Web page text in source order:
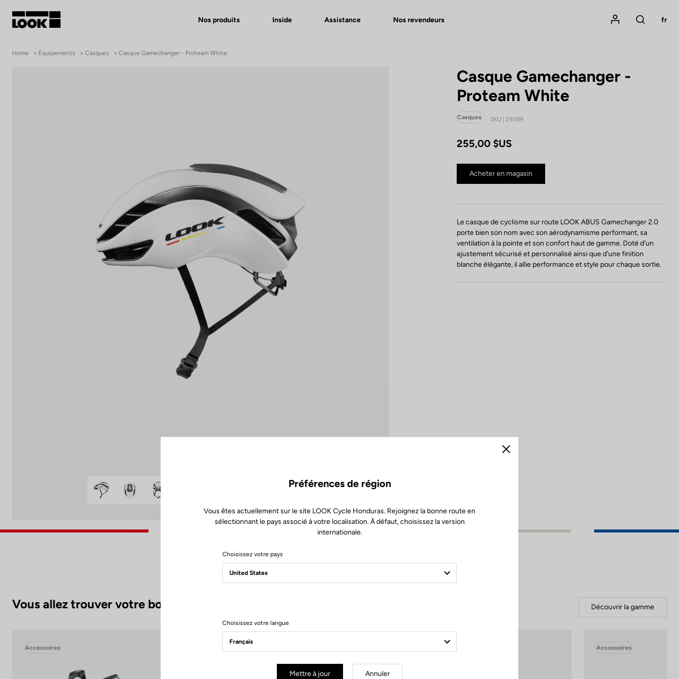
Nos produits Inside Assistance Nos revendeurs
Mon compte
Rechercher
fr
Home Équipements Casques Casque Gamechanger - Proteam White
Casque Gamechanger -
Proteam White
Casques SKU | 29589
255,00 $US
Acheter en magasin
Le casque de cyclisme sur route LOOK ABUS Gamechanger 2.0
porte bien son nom avec son aérodynamisme performant, sa
ventilation à la pointe et son confort haut de gamme. Doté d'un
ajustement sécurisé et personnalisé ainsi que d'une finition
blanche élégante, il allie performance et style pour chaque sortie.
Vous allez trouver votre bonheur. Découvrir la gamme
Accessoires Accessoires
Fermer
Préférences de région
Vous êtes actuellement sur le site LOOK Cycle Honduras. Rejoignez la bonne route en
sélectionnant le pays associé à votre localisation. À défaut, choisissez la version
internationale.
Choisissez votre pays
Choisissez votre langue
Mettre à jour Annuler